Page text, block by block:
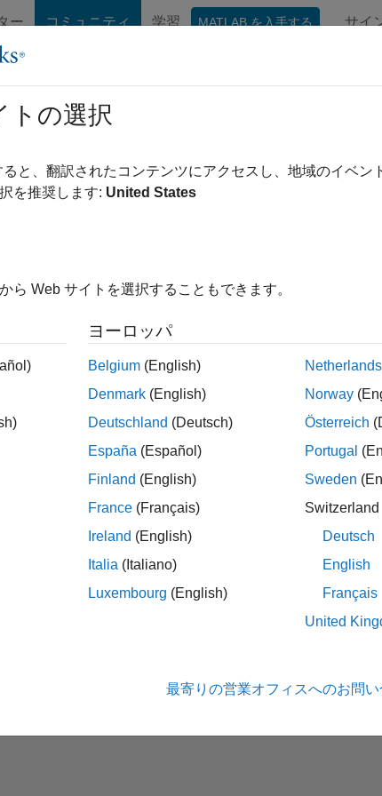
ー コミュニティ 学習 MATLAB を入手する サイ
Cody
2年以上 前 | 2024 年からアクティブ
0Following:0
No Badges Earned
トの選択
と、翻訳されたコンテンツにアクセスし、地域のイベ
を推奨します: United States
ら Web サイトを選択することもできます。
ヨーロッパ
Belgium (English)
Denmark (English)
Deutschland (Deutsch)
España (Español)
Finland (English)
France (Français)
Ireland (English)
Italia (Italiano)
Luxembourg (English)
Netherlands
Norway
Österreich
Portugal
Sweden
Switzerland
Deutsch
English
Français
United
最寄りの営業オフィスへのお問